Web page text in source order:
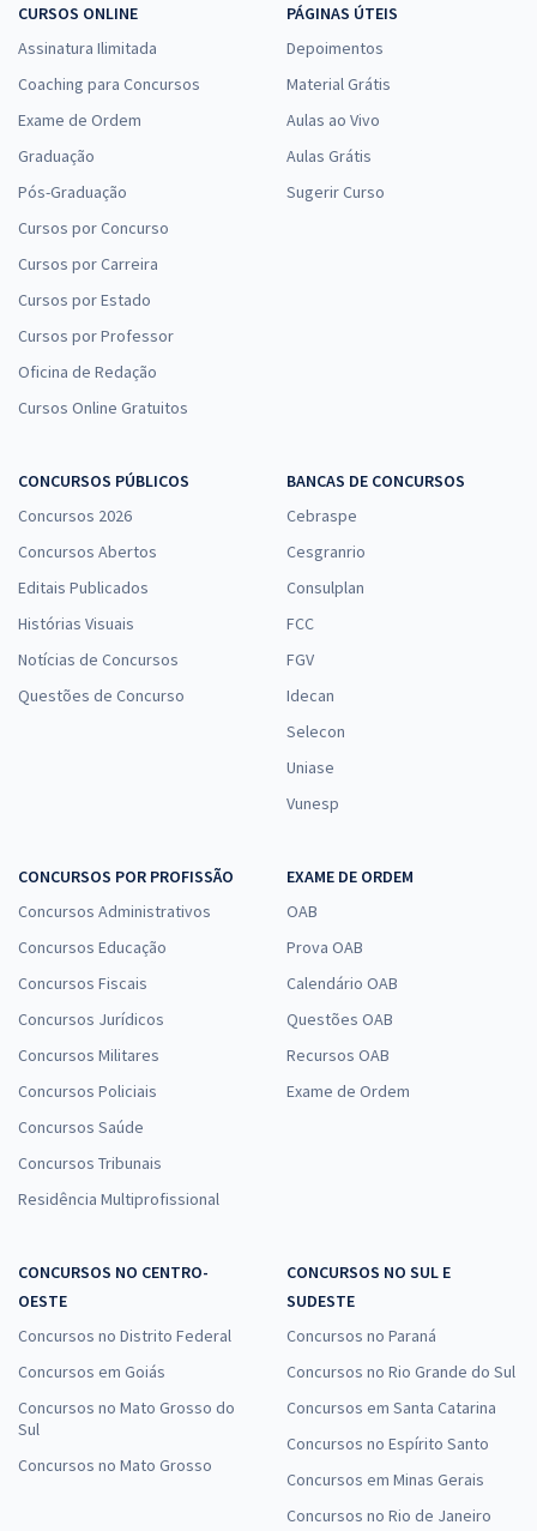
CURSOS ONLINE
Assinatura Ilimitada
Coaching para Concursos
Exame de Ordem
Graduação
Pós-Graduação
Cursos por Concurso
Cursos por Carreira
Cursos por Estado
Cursos por Professor
Oficina de Redação
Cursos Online Gratuitos
PÁGINAS ÚTEIS
Depoimentos
Material Grátis
Aulas ao Vivo
Aulas Grátis
Sugerir Curso
CONCURSOS PÚBLICOS
Concursos 2026
Concursos Abertos
Editais Publicados
Histórias Visuais
Notícias de Concursos
Questões de Concurso
BANCAS DE CONCURSOS
Cebraspe
Cesgranrio
Consulplan
FCC
FGV
Idecan
Selecon
Uniase
Vunesp
CONCURSOS POR PROFISSÃO
Concursos Administrativos
Concursos Educação
Concursos Fiscais
Concursos Jurídicos
Concursos Militares
Concursos Policiais
Concursos Saúde
Concursos Tribunais
Residência Multiprofissional
EXAME DE ORDEM
OAB
Prova OAB
Calendário OAB
Questões OAB
Recursos OAB
Exame de Ordem
CONCURSOS NO CENTRO-
OESTE
Concursos no Distrito Federal
Concursos em Goiás
Concursos no Mato Grosso do
Sul
Concursos no Mato Grosso
CONCURSOS NO SUL E
SUDESTE
Concursos no Paraná
Concursos no Rio Grande do Sul
Concursos em Santa Catarina
Concursos no Espírito Santo
Concursos em Minas Gerais
Concursos no Rio de Janeiro